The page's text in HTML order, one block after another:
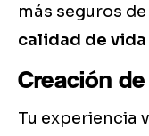
más seguros
calidad de vida
Creación
Tu experiencia